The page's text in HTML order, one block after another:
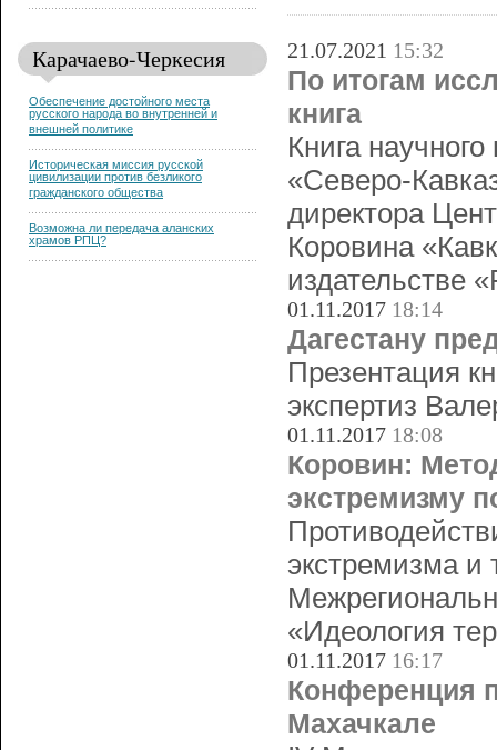
Карачаево-Черкесия
Обеспечение достойного места
русского народа во внутренней и
внешней политике
Историческая миссия русской
цивилизации против безликого
гражданского общества
Возможна ли передача аланских
храмов РПЦ?
21.07.2021 15:32
По итогам
книга
Книга
«Северо-
директора
Коровина
издательстве
01.11.2017 18:14
Дагестану
Презентация
экспертиз
01.11.2017 18:08
Коровин:
экстремизму
экстремизма и
«Идеология
01.11.2017 16:17
Конференция
Махачкале